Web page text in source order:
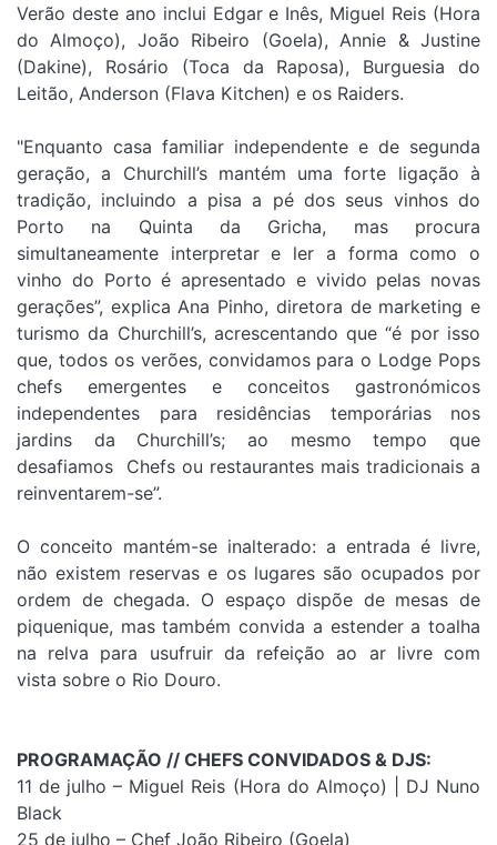
Verão deste ano inclui Edgar e Inês, Miguel Reis (Hora
do Almoço), João Ribeiro (Goela), Annie & Justine
(Dakine), Rosário (Toca da Raposa), Burguesia do
Leitão, Anderson (Flava Kitchen) e os Raiders.
"Enquanto casa familiar independente e de segunda
geração, a Churchill’s mantém uma forte ligação à
tradição, incluindo a pisa a pé dos seus vinhos do
Porto na Quinta da Gricha, mas procura
simultaneamente interpretar e ler a forma como o
vinho do Porto é apresentado e vivido pelas novas
gerações”, explica Ana Pinho, diretora de marketing e
turismo da Churchill’s, acrescentando que “é por isso
que, todos os verões, convidamos para o Lodge Pops
chefs emergentes e conceitos gastronómicos
independentes para residências temporárias nos
jardins da Churchill’s; ao mesmo tempo que
desafiamos Chefs ou restaurantes mais tradicionais a
reinventarem-se”.
O conceito mantém-se inalterado: a entrada é livre,
não existem reservas e os lugares são ocupados por
ordem de chegada. O espaço dispõe de mesas de
piquenique, mas também convida a estender a toalha
na relva para usufruir da refeição ao ar livre com
vista sobre o Rio Douro.
PROGRAMAÇÃO // CHEFS CONVIDADOS & DJS:
11 de julho – Miguel Reis (Hora do Almoço) | DJ Nuno
Black
25 de julho – Chef João Ribeiro (Goela)